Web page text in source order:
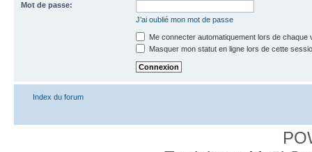
Mot de passe:
J’ai oublié mon mot de passe
Me connecter automatiquement lors de chaque
Masquer mon statut en ligne lors de cette
Index du forum